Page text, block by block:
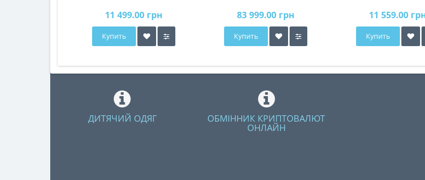
11 499.00 грн
Купить
83 999.00 грн
Купить
11 559.00
Купить
ДИТЯЧИЙ ОДЯГ ОБМІННИК КРИПТОВАЛЮТ
ОНЛАЙН